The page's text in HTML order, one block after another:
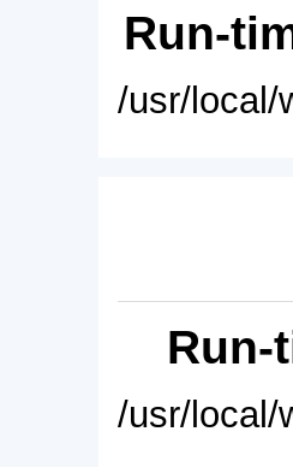
Run-
/usr/local/
Run-
/usr/local/